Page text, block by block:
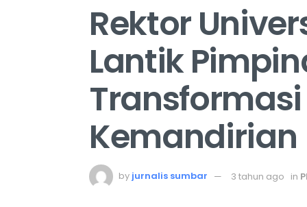
Rektor
Lantik
Kemandirian
by jurnalis sumbar 3 tahun ago in